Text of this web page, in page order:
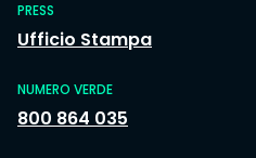
PRESS
Ufficio Stampa
NUMERO VERDE
800 864 035